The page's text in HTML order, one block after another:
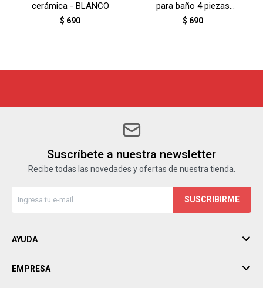
cerámica - BLANCO
$ 690
para baño 4 piezas
adhesivas - NEGRO
$ 690
Suscríbete a nuestra newsletter
Recibe todas las novedades y ofertas de nuestra tienda.
SUSCRIBIRME
AYUDA
EMPRESA